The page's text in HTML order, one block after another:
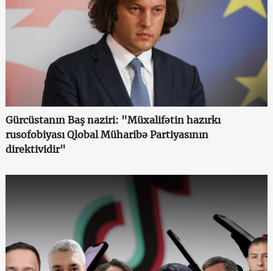
Gürcüstanın Baş naziri: "Müxalifətin hazırkı
rusofobiyası Qlobal Müharibə Partiyasının
direktividir"